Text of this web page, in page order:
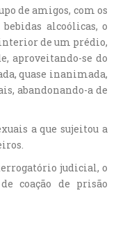
de amigos, com os
alcoólicas, o
de um prédio,
aproveitando-se do
quase inanimada,
abandonando-a de
a que sujeitou a
judicial, o
coação de prisão